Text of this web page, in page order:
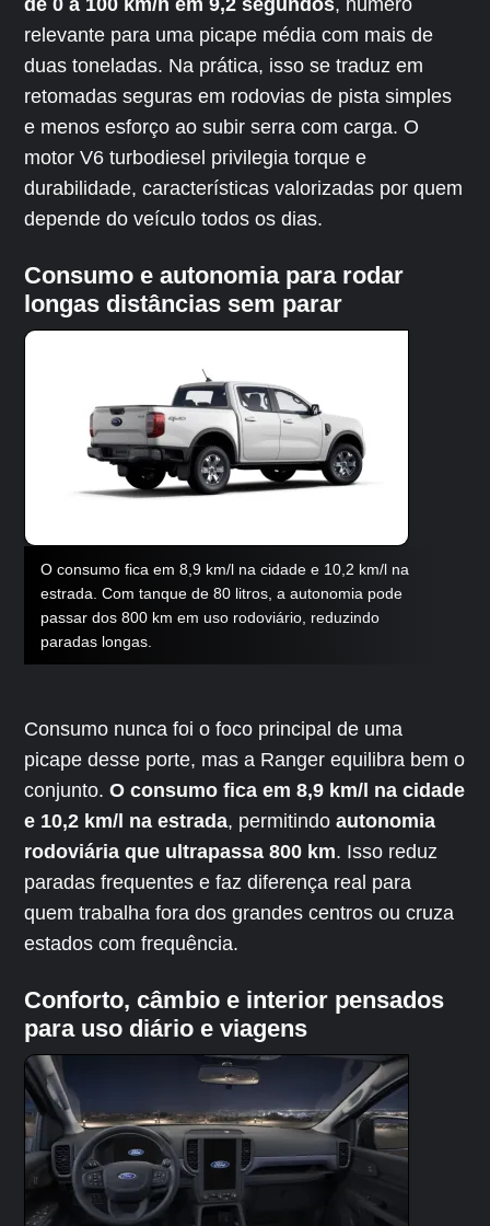
relevante para uma picape média com mais de
duas toneladas. Na prática, isso se traduz em
retomadas seguras em rodovias de pista simples
e menos esforço ao subir serra com carga. O
motor V6 turbodiesel privilegia torque e
durabilidade, características valorizadas por quem
depende do veículo todos os dias.
Consumo e autonomia para rodar
longas distâncias sem parar
O consumo fica em 8,9 km/l na cidade e 10,2 km/l na
estrada. Com tanque de 80 litros, a autonomia pode
passar dos 800 km em uso rodoviário, reduzindo
paradas longas.
Consumo nunca foi o foco principal de uma
picape desse porte, mas a Ranger equilibra bem o
conjunto.O consumo fica em 8,9 km/l na cidade
e 10,2 km/l na estrada, permitindoautonomia
rodoviária que ultrapassa 800 km. Isso reduz
paradas frequentes e faz diferença real para
quem trabalha fora dos grandes centros ou cruza
estados com frequência.
Conforto, câmbio e interior pensados
para uso diário e viagens